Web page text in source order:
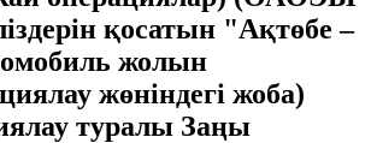
қосатын "Ақтөбе –
жолын
жөніндегі жоба)
туралы Заңы